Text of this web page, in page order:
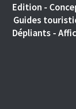
Edition -
Guides
Dépliants -